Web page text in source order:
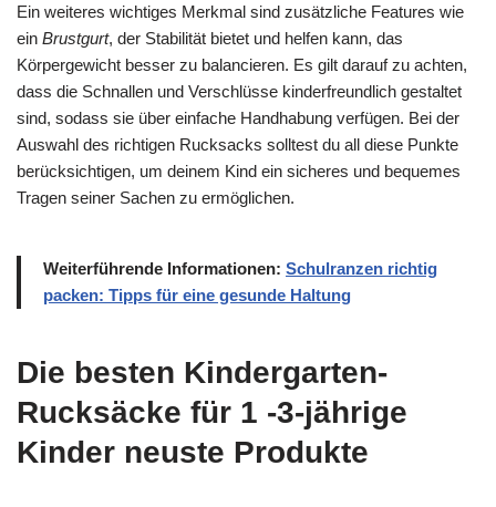
Ein weiteres wichtiges Merkmal sind zusätzliche Features wie
ein Brustgurt, der Stabilität bietet und helfen kann, das
Körpergewicht besser zu balancieren. Es gilt darauf zu achten,
dass die Schnallen und Verschlüsse kinderfreundlich gestaltet
sind, sodass sie über einfache Handhabung verfügen. Bei der
Auswahl des richtigen Rucksacks solltest du all diese Punkte
berücksichtigen, um deinem Kind ein sicheres und bequemes
Tragen seiner Sachen zu ermöglichen.
Weiterführende Informationen: Schulranzen richtig
packen: Tipps für eine gesunde Haltung
Die besten Kindergarten-
Rucksäcke für 1 -3-jährige
Kinder neuste Produkte